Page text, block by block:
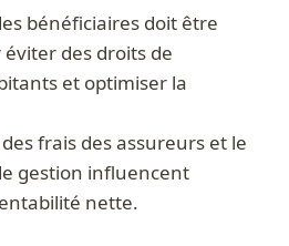
bénéficiaires doit être
des droits de
et optimiser la
frais des assureurs et le
gestion influencent
nette.